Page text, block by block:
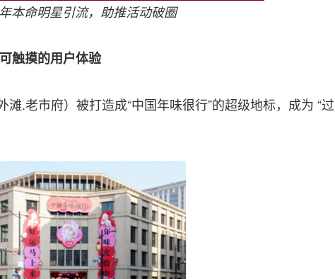
本命明星引流，助推活动破圈
触摸的用户体验
.老市府）被打造成“中国年味很行”的超级地标，成为 “过